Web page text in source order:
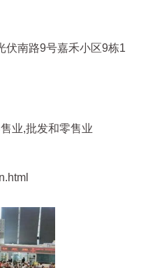
伏南路9号嘉禾小区9栋1
业,批发和零售业